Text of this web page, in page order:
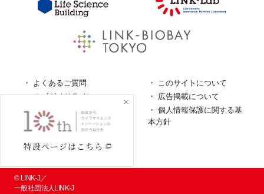
よくあるご質問
このサイトについて
ロゴガイドライン
広告掲載について
特定商取引法に基づく表
個人情報保護に関する基
本方針
© LINK-J／
一般社団法人LINK-J